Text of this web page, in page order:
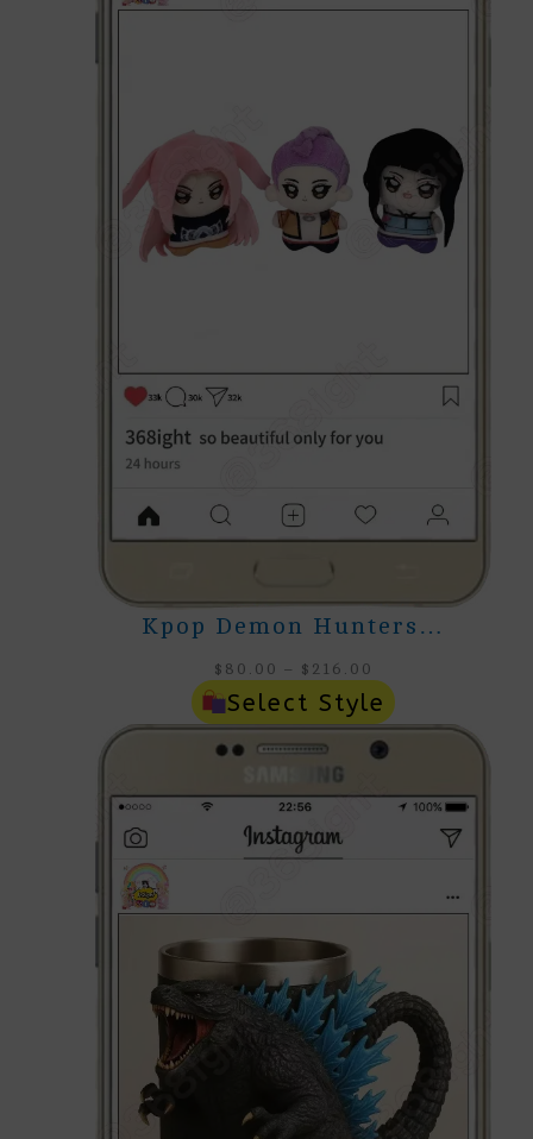
Kpop Demon Hunters…
$ 80.00 – $ 216.00
Range:
$80.00
Through
$216.00
Select Style